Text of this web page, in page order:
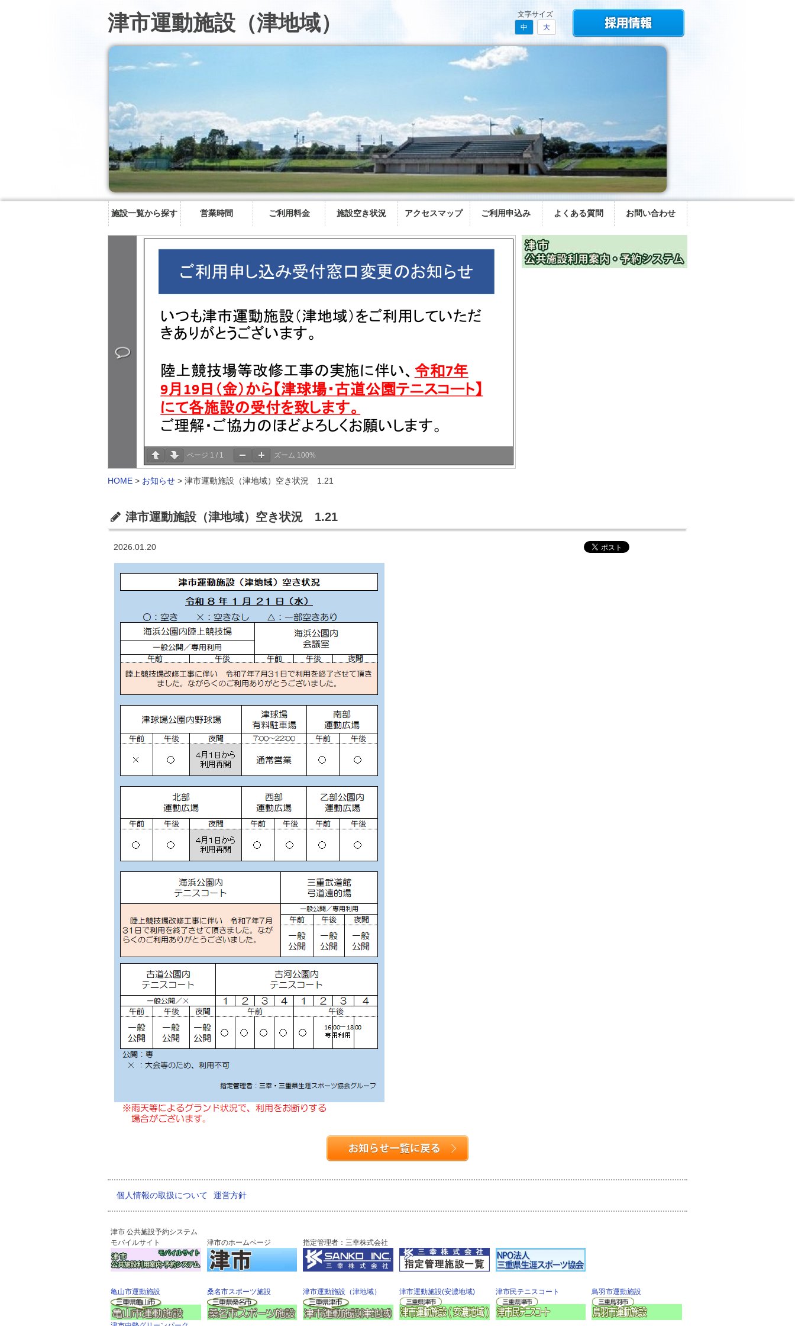
津市運動施設（津地域）
文字サイズ
中
大
施設一覧から探す 営業時間 ご利用料金 施設空き状況 アクセスマップ ご利用申込み よくある質問 お問い合わせ
ページ 1 / 1 ズーム 100%
HOME > お知らせ > 津市運動施設（津地域）空き状況 1.21
津市運動施設（津地域）空き状況 1.21
2026.01.20
個人情報の取扱について 運営方針
津市 公共施設予約システム
モバイルサイト
津市のホームページ 指定管理者：三幸株式会社